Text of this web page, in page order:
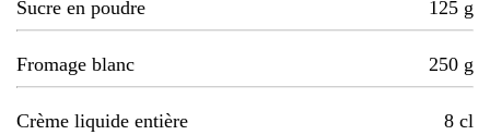
Sucre en poudre 125 g
Fromage blanc 250 g
Crème liquide entière 8 cl